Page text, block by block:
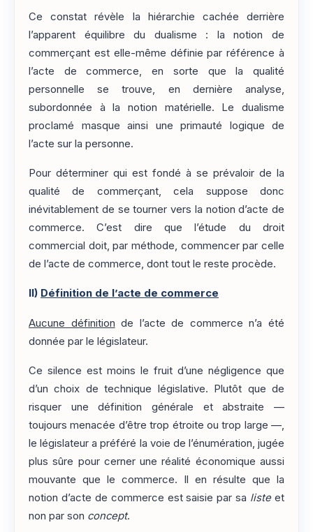
Ce constat révèle la hiérarchie cachée derrière
l’apparent équilibre du dualisme : la notion de
commerçant est elle-même définie par référence à
l’acte de commerce, en sorte que la qualité
personnelle se trouve, en dernière analyse,
subordonnée à la notion matérielle. Le dualisme
proclamé masque ainsi une primauté logique de
l’acte sur la personne.
Pour déterminer qui est fondé à se prévaloir de la
qualité de commerçant, cela suppose donc
inévitablement de se tourner vers la notion d’acte de
commerce. C’est dire que l’étude du droit
commercial doit, par méthode, commencer par celle
de l’acte de commerce, dont tout le reste procède.
II) Définition de l’acte de commerce
Aucune définition de l’acte de commerce n’a été
donnée par le législateur.
Ce silence est moins le fruit d’une négligence que
d’un choix de technique législative. Plutôt que de
risquer une définition générale et abstraite —
toujours menacée d’être trop étroite ou trop large —,
le législateur a préféré la voie de l’énumération, jugée
plus sûre pour cerner une réalité économique aussi
mouvante que le commerce. Il en résulte que la
notion d’acte de commerce est saisie par sa listeet
non par son concept.